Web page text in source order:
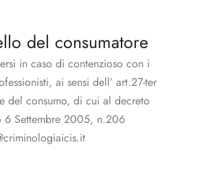
del consumatore
in caso di contenzioso con i
ai sensi dell’ art.27-ter
del consumo, di cui al decreto
6 Settembre 2005, n.206